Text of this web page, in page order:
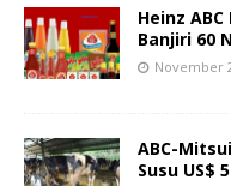
Heinz
Banjiri 60
November
ABC-
Susu US$